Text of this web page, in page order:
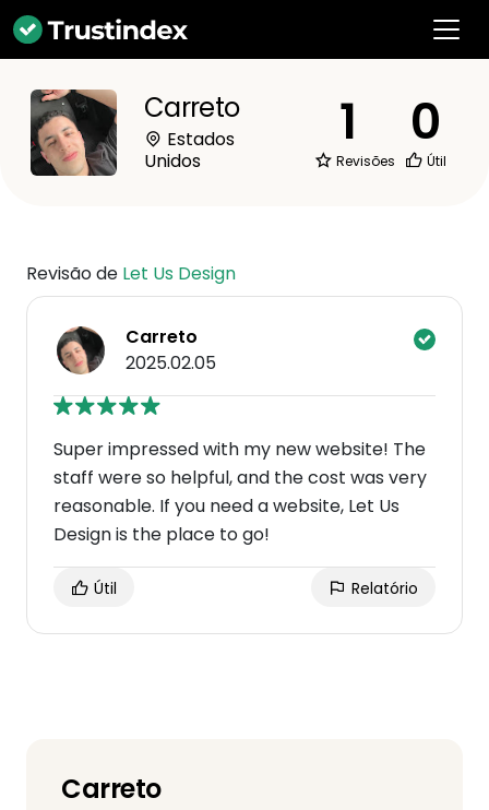
Carreto
Estados
Unidos
1
Revisões
0
Útil
Revisão de Let Us Design
Carreto
2025.02.05
Super impressed with my new website! The
staff were so helpful, and the cost was very
reasonable. If you need a website, Let Us
Design is the place to go!
Útil Relatório
Carreto